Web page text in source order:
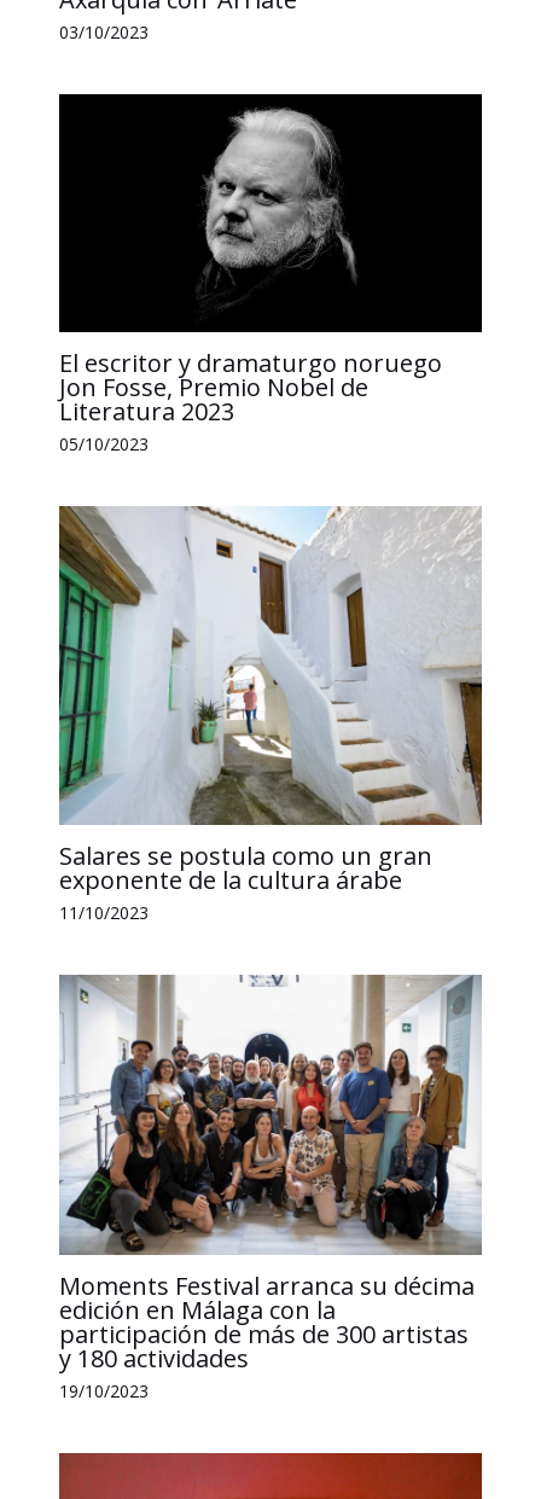
03/10/2023
El escritor y dramaturgo noruego
Jon Fosse, Premio Nobel de
Literatura 2023
05/10/2023
Salares se postula como un gran
exponente de la cultura árabe
11/10/2023
Moments Festival arranca su décima
edición en Málaga con la
participación de más de 300 artistas
y 180 actividades
19/10/2023